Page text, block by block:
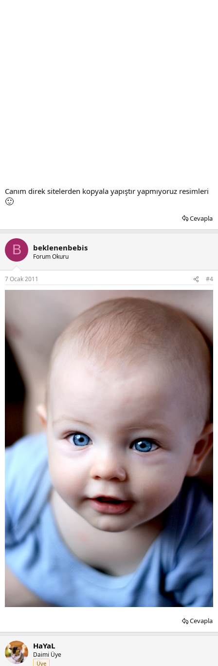
Canım direk sitelerden kopyala yapıştır yapmıyoruz resimleri
🙂
Cevapla
B beklenenbebis
Forum Okuru
7 Ocak 2011 #4
Cevapla
HaYaL
Daimi Üye
Üye